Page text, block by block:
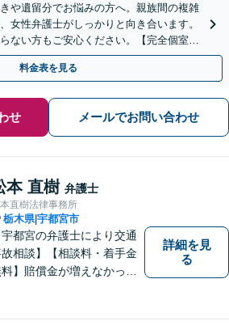
や遺留分でお悩みの方へ。親族間の複雑
女性弁護士がしっかりと向き合います。
ない方もご安心ください。【完全個室・
料金表を見る
せ メールでお問い合わせ
本 直樹 弁護士
直樹法律事務所
栃木県|宇都宮市
宇都宮の弁護士により交通
相談】【相談料・着手金
】賠償金が増えなかった
々のお力になりたいとい
詳細を見
る